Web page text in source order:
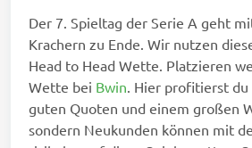
Der 7. Spieltag der Serie A geht
Krachern zu Ende. Wir nutzen
Head to Head Wette. Platzieren
Wette bei Bwin . Hier profitierst
guten Quoten und einem großen
sondern Neukunden können mit